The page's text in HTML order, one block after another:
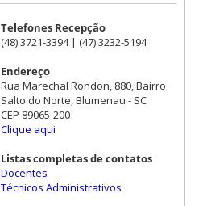
Telefones Recepção
(48) 3721-3394 | (47) 3232-5194
Endereço
Rua Marechal Rondon, 880, Bairro
Salto do Norte, Blumenau - SC
CEP 89065-200
Clique aqui
Listas completas de contatos
Docentes
Técnicos Administrativos